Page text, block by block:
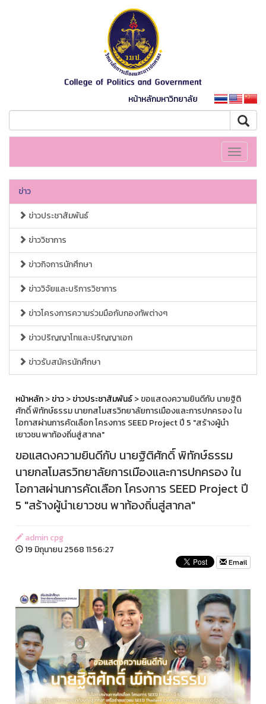
หน้าหลักมหาวิทยาลัย
Toggle
ข่าว
ข่าวประชาสัมพันธ์
ข่าววิชาการ
ข่าวกิจการนักศึกษา
ข่าววิจัยและบริการวิชาการ
ข่าวโครงการความร่วมมือกับกองทัพต่างๆ
ข่าวปริญญาโทและปริญญาเอก
ข่าวรับสมัครนักศึกษา
หน้าหลัก>ข่าว>ข่าวประชาสัมพันธ์> ขอแสดงความยินดีกับ นายฐิติ
ศักดิ์ พิทักษ์ธรรม นายกสโมสรวิทยาลัยการเมืองและการปกครอง ใน
โอกาสผ่านการคัดเลือก โครงการ SEED Project ปี 5 "สร้างผู้นำ
เยาวชน พาท้องถิ่นสู่สากล"
ขอแสดงความยินดีกับ นายฐิติศักดิ์ พิทักษ์ธรรม
นายกสโมสรวิทยาลัยการเมืองและการปกครอง ใน
โอกาสผ่านการคัดเลือก โครงการ SEED Project ปี
5 "สร้างผู้นำเยาวชน พาท้องถิ่นสู่สากล"
admin cpg
19 มิถุนายน 2568 11:56:27
Email